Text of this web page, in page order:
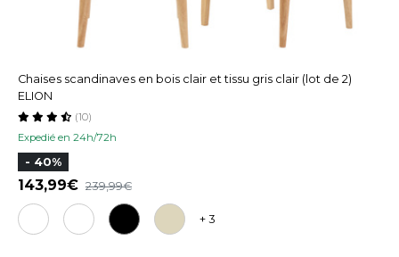
Chaises scandinaves en bois clair et tissu gris clair (lot de 2)
ELION
Expedié en 24h/72h
(10)
- 40%
143,99 239,99
+ 3